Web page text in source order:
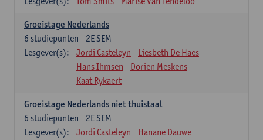
Groeistage Nederlands
2E SEM
6 studiepunten
Lesgever(s):
Jordi Casteleyn
Liesbeth De Haes
Hans Ihmsen
Dorien Meskens
Kaat Rykaert
Groeistage Nederlands niet thuistaal
2E SEM
6 studiepunten
Lesgever(s):
Jordi Casteleyn
Hanane Dauwe